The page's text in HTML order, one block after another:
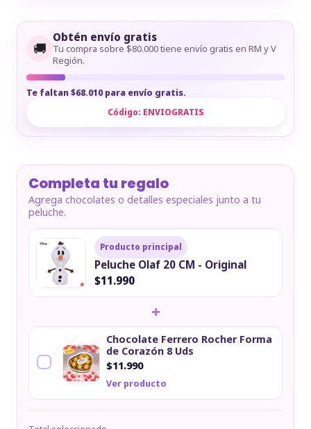
🚚
Obtén envío gratis
Tu compra sobre $80.000 tiene envío gratis en RM y V
Región.
Te faltan $68.010 para envío gratis.
Código: ENVIOGRATIS
Completa tu regalo
Agrega chocolates o detalles especiales junto a tu
peluche.
Producto principal
Peluche Olaf 20 CM - Original
$11.990
+
Chocolate Ferrero Rocher Forma
de Corazón 8 Uds
$11.990
Ver producto